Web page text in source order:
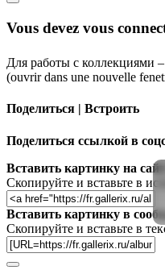
Vous devez vous
Для работы с коллекциями
(ouvrir dans une nouvelle
Поделиться | Встроить
Поделиться ссылкой в
Вставить картинку на сайт:
Скопируйте и вставьте в
Вставить картинку в
Скопируйте и вставьте в